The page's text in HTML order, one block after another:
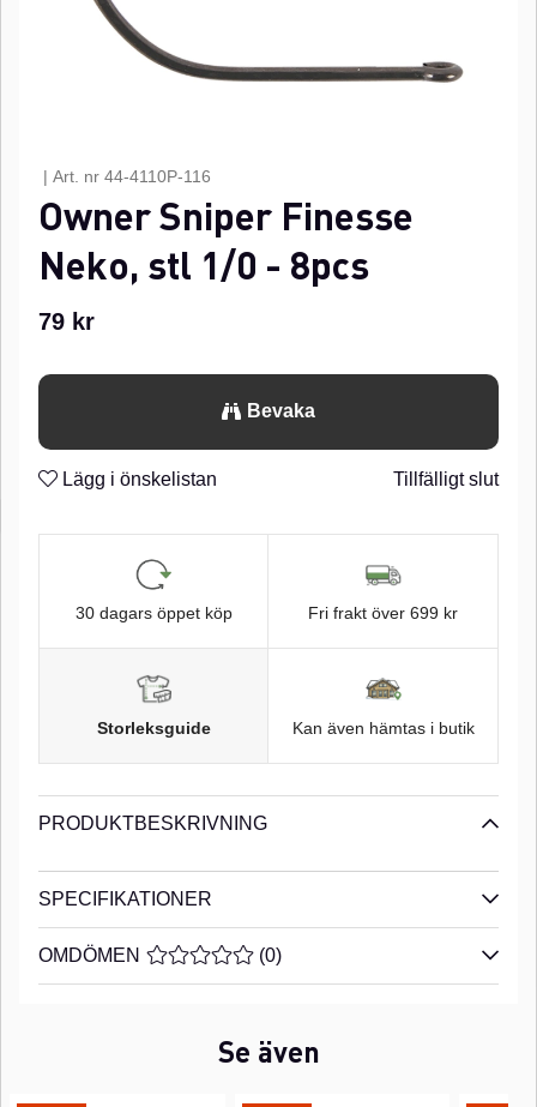
| Art. nr 44-4110P-116
Owner Sniper Finesse
Neko, stl 1/0 - 8pcs
79 kr
Bevaka
Lägg i önskelistan Tillfälligt slut
30 dagars öppet köp Fri frakt över 699 kr
Storleksguide Kan även hämtas i butik
PRODUKTBESKRIVNING
SPECIFIKATIONER
OMDÖMEN MEDELBETYG 0 AV 5 ANTAL BETYG 0
(0)
Se även